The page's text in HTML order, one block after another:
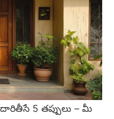
దారితీసే 5 తప్పులు – మీ